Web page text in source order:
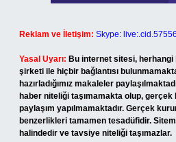
Reklam ve İletişim: Skype:
Yasal Uyarı: Bu internet sitesi,
şirketi ile hiçbir bağlantısı
hazırladığımız makaleler
haber niteliği taşımamakta olup,
paylaşım yapılmamaktadır. Gerçek
benzerlikleri tamamen tesadüfidir.
halindedir ve tavsiye niteliği taşımazlar.